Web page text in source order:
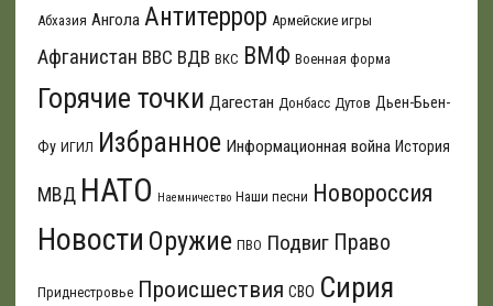
Абхазия Ангола Антитеррор Армейские игры
Афганистан ВВС ВДВ ВКС ВМФ Военная форма
Горячие точки Дагестан Донбасс Дутов Дьен-Бьен-
Фу ИГИЛ Избранное Информационная война История
МВД НАТО Наемничество Наши песни Новороссия
Новости Оружие ПВО Подвиг Право
Приднестровье Происшествия СВО Сирия